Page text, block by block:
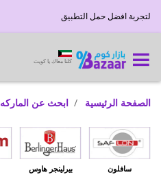
لتجربة افضل حمل التطبيق
كلنا معاك يا كويت
الصفحة الرئيسية ابحث عن الماركه
سافلون بيرلينجر هاوس